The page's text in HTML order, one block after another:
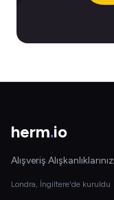
herm.io
Alışveriş
Londra, İngiltere'de kuruldu